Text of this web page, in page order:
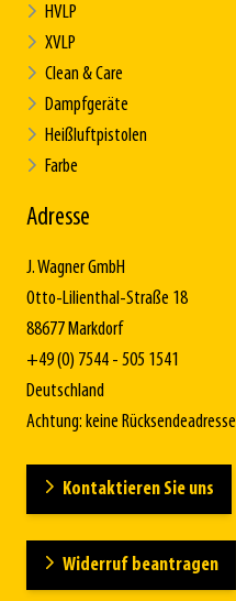
HVLP
XVLP
Clean & Care
Dampfgeräte
Heißluftpistolen
Farbe
Adresse
J. Wagner GmbH
Otto-Lilienthal-Straße 18
88677 Markdorf
+49 (0) 7544 - 505 1541
Deutschland
Achtung: keine Rücksendeadresse
Kontaktieren Sie uns
Widerruf beantragen